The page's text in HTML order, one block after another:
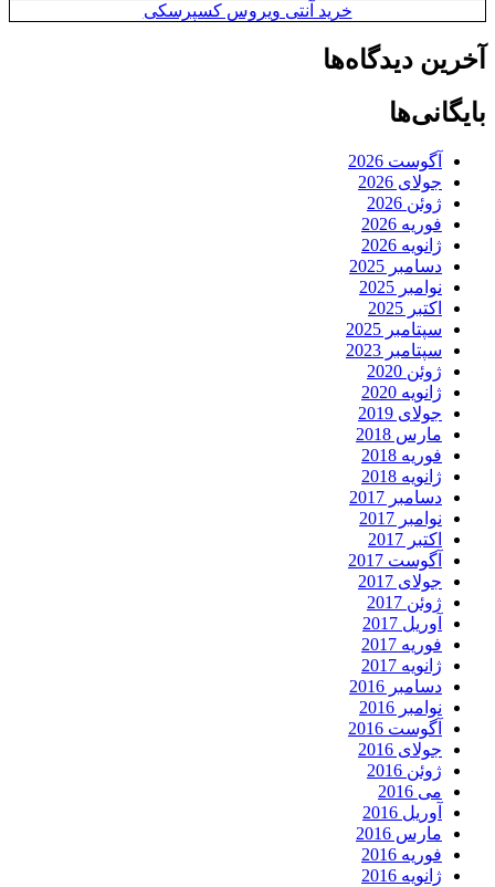
خرید آنتی ویروس کسپرسکی
آخرین دیدگاه‌ها
بایگانی‌ها
آگوست 2026
جولای 2026
ژوئن 2026
فوریه 2026
ژانویه 2026
دسامبر 2025
نوامبر 2025
اکتبر 2025
سپتامبر 2025
سپتامبر 2023
ژوئن 2020
ژانویه 2020
جولای 2019
مارس 2018
فوریه 2018
ژانویه 2018
دسامبر 2017
نوامبر 2017
اکتبر 2017
آگوست 2017
جولای 2017
ژوئن 2017
آوریل 2017
فوریه 2017
ژانویه 2017
دسامبر 2016
نوامبر 2016
آگوست 2016
جولای 2016
ژوئن 2016
می 2016
آوریل 2016
مارس 2016
فوریه 2016
ژانویه 2016